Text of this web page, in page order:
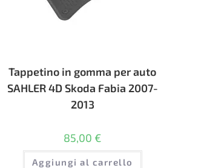
Tappetino in gomma per auto
SAHLER 4D Skoda Fabia 2007-
2013
85,00 €
Aggiungi al carrello